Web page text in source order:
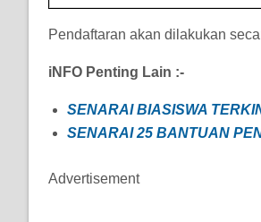
Pendaftaran akan dilakukan
iNFO Penting Lain :-
SENARAI BIASISWA
SENARAI 25 BANTUAN
Advertisement